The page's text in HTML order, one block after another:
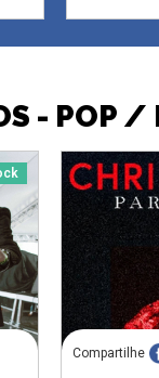
- POP /
Compartilhe